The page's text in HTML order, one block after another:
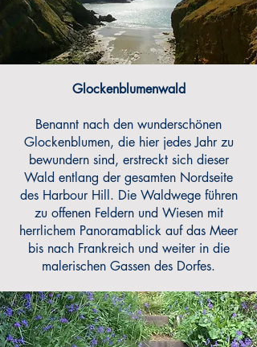
Glockenblumenwald
Benannt nach den wunderschönen
Glockenblumen, die hier jedes Jahr zu
bewundern sind, erstreckt sich dieser
Wald entlang der gesamten Nordseite
des Harbour Hill. Die Waldwege führen
zu offenen Feldern und Wiesen mit
herrlichem Panoramablick auf das Meer
bis nach Frankreich und weiter in die
malerischen Gassen des Dorfes.